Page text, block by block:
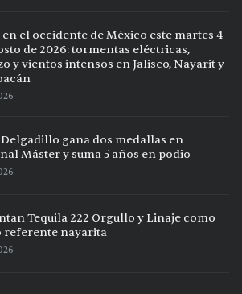
el occidente de México este martes 4
de 2026: tormentas eléctricas,
y vientos intensos en Jalisco, Nayarit y
Delgadillo gana dos medallas en
Máster y suma 5 años en podio
Tequila 222 Orgullo y Linaje como
referente nayarita